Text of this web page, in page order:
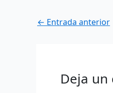
← Entrada anterior
Deja